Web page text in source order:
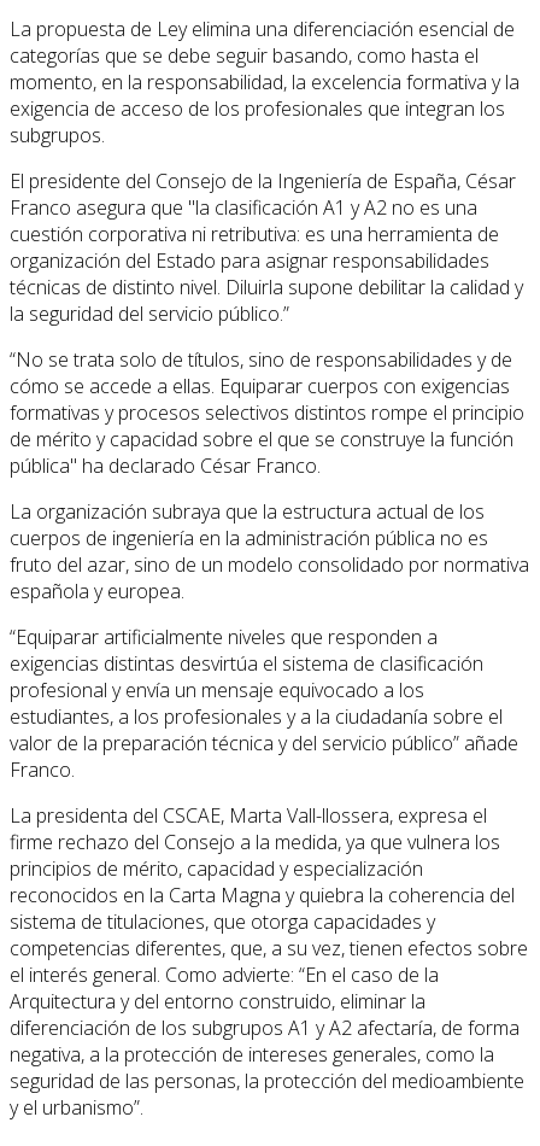
La propuesta de Ley elimina una diferenciación esencial de
categorías que se debe seguir basando, como hasta el
momento, en la responsabilidad, la excelencia formativa y la
exigencia de acceso de los profesionales que integran los
subgrupos.
El presidente del Consejo de la Ingeniería de España, César
Franco asegura que "la clasificación A1 y A2 no es una
cuestión corporativa ni retributiva: es una herramienta de
organización del Estado para asignar responsabilidades
técnicas de distinto nivel. Diluirla supone debilitar la calidad y
la seguridad del servicio público.”
“No se trata solo de títulos, sino de responsabilidades y de
cómo se accede a ellas. Equiparar cuerpos con exigencias
formativas y procesos selectivos distintos rompe el principio
de mérito y capacidad sobre el que se construye la función
pública" ha declarado César Franco.
La organización subraya que la estructura actual de los
cuerpos de ingeniería en la administración pública no es
fruto del azar, sino de un modelo consolidado por normativa
española y europea.
“Equiparar artificialmente niveles que responden a
exigencias distintas desvirtúa el sistema de clasificación
profesional y envía un mensaje equivocado a los
estudiantes, a los profesionales y a la ciudadanía sobre el
valor de la preparación técnica y del servicio público” añade
Franco.
La presidenta del CSCAE, Marta Vall-llossera, expresa el
firme rechazo del Consejo a la medida, ya que vulnera los
principios de mérito, capacidad y especialización
reconocidos en la Carta Magna y quiebra la coherencia del
sistema de titulaciones, que otorga capacidades y
competencias diferentes, que, a su vez, tienen efectos sobre
el interés general. Como advierte: “En el caso de la
Arquitectura y del entorno construido, eliminar la
diferenciación de los subgrupos A1 y A2 afectaría, de forma
negativa, a la protección de intereses generales, como la
seguridad de las personas, la protección del medioambiente
y el urbanismo”.